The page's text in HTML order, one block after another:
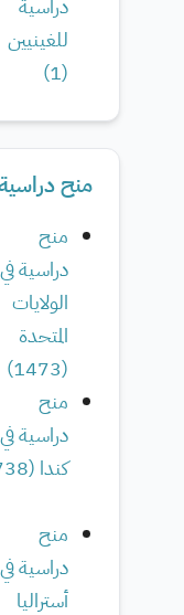
دراسية
للغينيين
(
1
)
منح
منح
دراسية في
الولايات
المتحدة
(
1473
)
منح
دراسية في
كندا (
منح
دراسية في
أستراليا